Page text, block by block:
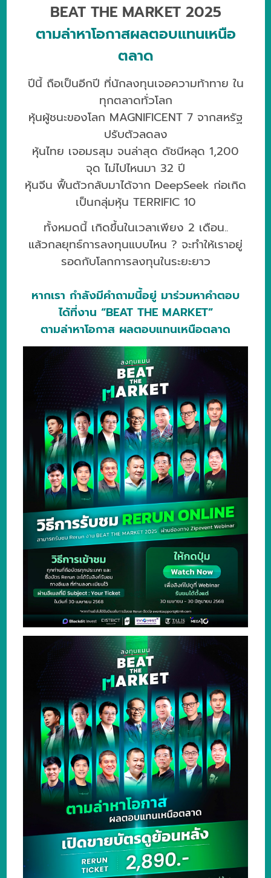
BEAT THE MARKET 2025
ตามล่าหาโอกาสผลตอบแทนเหนือ
ตลาด
ปีนี้ ถือเป็นอีกปี ที่นักลงทุนเจอความท้าทาย ใน
ทุกตลาดทั่วโลก
หุ้นผู้ชนะของโลก MAGNIFICENT 7 จากสหรัฐ
ปรับตัวลดลง
หุ้นไทย เจอมรสุม จนล่าสุด ดัชนีหลุด 1,200
จุด ไม่ไปไหนมา 32 ปี
หุ้นจีน ฟื้นตัวกลับมาได้จาก DeepSeek ก่อเกิด
เป็นกลุ่มหุ้น TERRIFIC 10
ทั้งหมดนี้ เกิดขึ้นในเวลาเพียง 2 เดือน..
แล้วกลยุทธ์การลงทุนแบบไหน ? จะทำให้เราอยู่
รอดกับโลกการลงทุนในระยะยาว
หากเรา กำลังมีคำถามนี้อยู่ มาร่วมหาคำตอบ
ได้ที่งาน “BEAT THE MARKET”
ตามล่าหาโอกาส ผลตอบแทนเหนือตลาด